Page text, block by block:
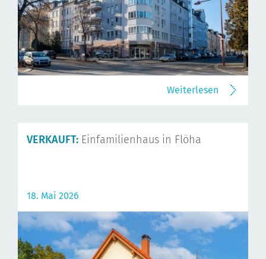
Weiterlesen
VERKAUFT: Einfamilienhaus in Flöha
18. Mai 2026